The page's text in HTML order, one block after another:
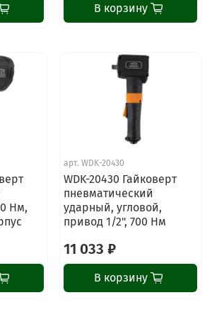
В корзину
Нм,
арт. WDK-20430
WDK-20430 Гайковерт
пневматический
ударный, угловой,
привод 1/2", 700 Нм
11 033 ₽
В корзину
через любой удобный